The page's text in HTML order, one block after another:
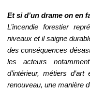
Et si d’un drame on en
L’incendie forestier
niveaux et il saigne
des conséquences
les acteurs
d’intérieur, métiers
renouveau, une manière